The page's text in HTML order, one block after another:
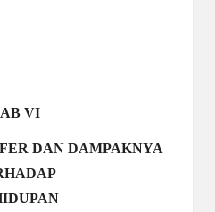
VI
DAN DAMPAKNYA